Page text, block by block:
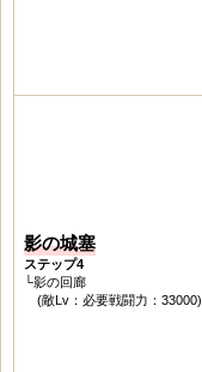
影の城塞
ステップ4
└影の回廊
(敵Lv：必要戦闘力：33000)